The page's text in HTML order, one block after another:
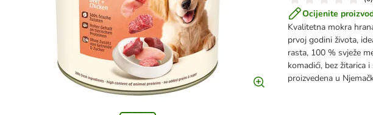
Ocijenite
Kvalitetna mokra
prvoj godini života,
rasta, 100 % svježe
komadići, bez žitarica i
proizvedena u